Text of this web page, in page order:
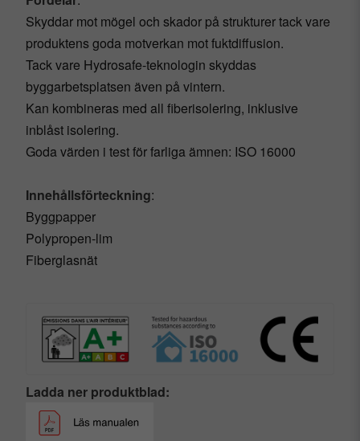
Skyddar mot mögel och skador på strukturer tack vare
produktens goda motverkan mot fuktdiffusion.
Tack vare Hydrosafe-teknologin skyddas
byggarbetsplatsen även på vintern.
Kan kombineras med all fiberisolering, inklusive
inblåst isolering.
Goda värden i test för farliga ämnen: ISO 16000
Innehållsförteckning:
Byggpapper
Polypropen-lim
Fiberglasnät
Ladda ner produktblad: